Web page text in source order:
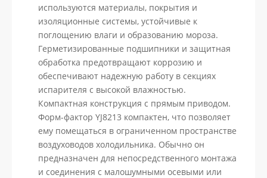
используются материалы, покрытия и
изоляционные системы, устойчивые к
поглощению влаги и образованию мороза.
Герметизированные подшипники и защитная
обработка предотвращают коррозию и
обеспечивают надежную работу в секциях
испарителя с высокой влажностью.
Компактная конструкция с прямым приводом.
Форм-фактор YJ8213 компактен, что позволяет
ему помещаться в ограниченном пространстве
воздуховодов холодильника. Обычно он
предназначен для непосредственного монтажа
и соединения с малошумными осевыми или